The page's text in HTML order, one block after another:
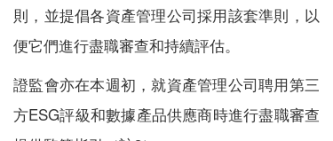
則，並提倡各資產管理公司採用該套準則，以
便它們進行盡職審查和持續評估。
證監會亦在本週初，就資產管理公司聘用第三
方ESG評級和數據產品供應商時進行盡職審查